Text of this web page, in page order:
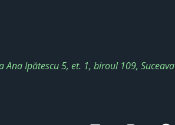
Ana Ipătescu 5, et. 1, biroul 109, Suceava